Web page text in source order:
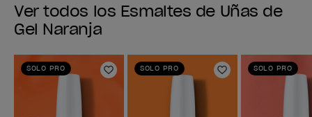
Ver todos los Esmaltes de Uñas de
Gel Naranja
SOLO PRO
Añadir a la lista de deseos
SOLO PRO
Añadir a la
SOLO PRO